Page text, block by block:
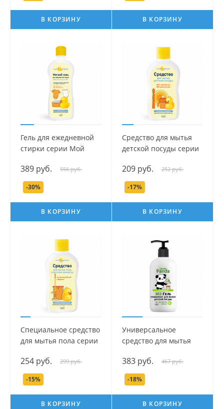
В КОРЗИНУ В КОРЗИНУ
Гель для ежедневной
стирки серии Мой
389 руб. 556 руб.
-30%
В КОРЗИНУ
Средство для мытья
детской посуды серии
209 руб. 252 руб.
-17%
В КОРЗИНУ
Специальное средство
для мытья пола серии
254 руб. 299 руб.
-15%
В КОРЗИНУ
Универсальное
средство для мытья
banda Panda, 500 мл.
383 руб. 467 руб.
-18%
В КОРЗИНУ